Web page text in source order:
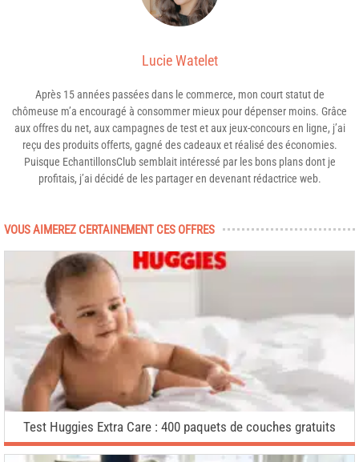
Lucie Watelet
Après 15 années passées dans le commerce, mon court statut de
chômeuse m’a encouragé à consommer mieux pour dépenser moins. Grâce
aux offres du net, aux campagnes de test et aux jeux-concours en ligne, j’ai
reçu des produits offerts, gagné des cadeaux et réalisé des économies.
Puisque EchantillonsClub semblait intéressé par les bons plans dont je
profitais, j’ai décidé de les partager en devenant rédactrice web.
VOUS AIMEREZ CERTAINEMENT CES OFFRES
Test Huggies Extra Care : 400 paquets de couches gratuits